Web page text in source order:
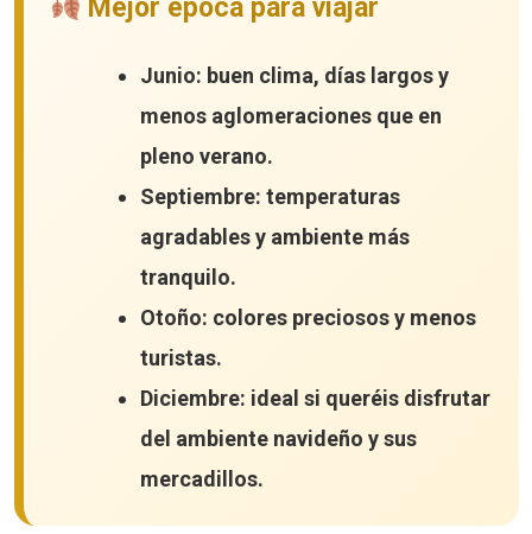
Mejor época para viajar
Junio: buen clima, días largos y
menos aglomeraciones que en
pleno verano.
Septiembre: temperaturas
agradables y ambiente más
tranquilo.
Otoño: colores preciosos y menos
turistas.
Diciembre: ideal si queréis disfrutar
del ambiente navideño y sus
mercadillos.